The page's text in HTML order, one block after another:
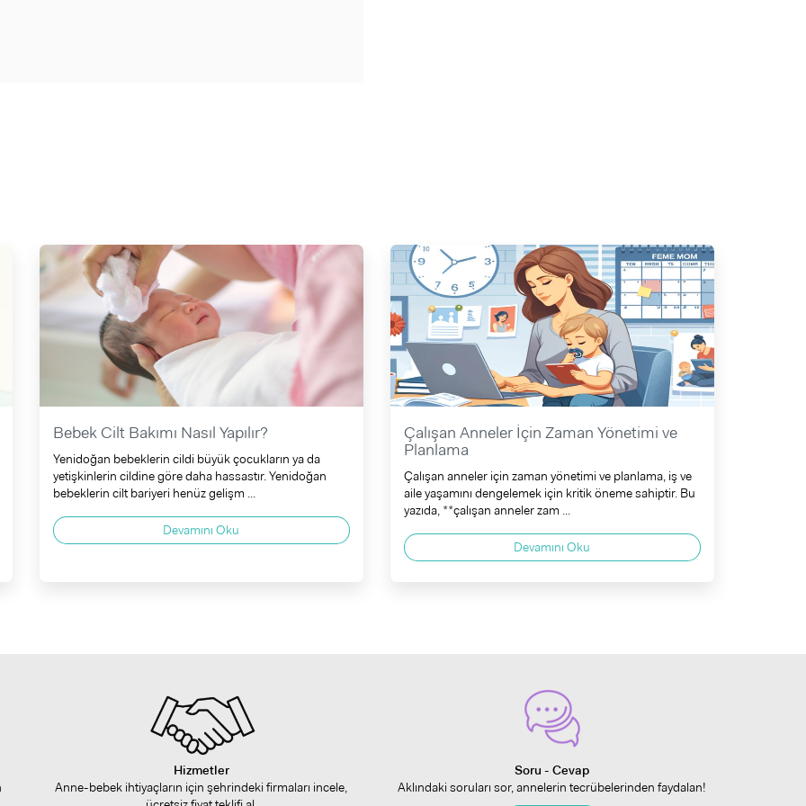
Bebek Cilt Bakımı Nasıl Yapılır?
Yenidoğan bebeklerin cildi büyük çocukların ya da
yetişkinlerin cildine göre daha hassastır. Yenidoğan
bebeklerin cilt bariyeri henüz gelişm ...
Devamını Oku
Çalışan Anneler İçin Zaman Yönetimi ve
Planlama
Çalışan anneler için zaman yönetimi ve planlama, iş ve
aile yaşamını dengelemek için kritik öneme sahiptir. Bu
yazıda, **çalışan anneler zam ...
Devamını Oku
Hizmetler
Anne-bebek ihtiyaçların için şehrindeki firmaları incele,
Soru - Cevap
Aklındaki soruları sor, annelerin tecrübelerinden faydalan!